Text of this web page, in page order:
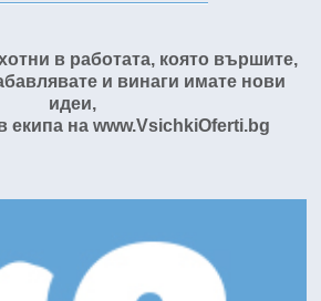
в работата, която вършите,
и винаги имате нови
идеи,
екипа на www.VsichkiOferti.bg